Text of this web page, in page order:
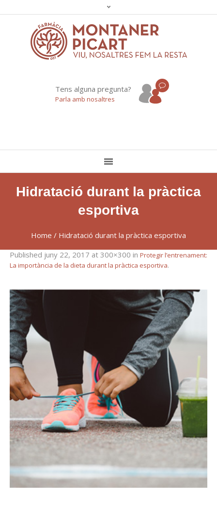
Tens alguna pregunta?
Parla amb nosaltres
Hidratació durant la pràctica
esportiva
Home / Hidratació durant la pràctica esportiva
Published juny 22, 2017 at 300×300 in Protegir l’entrenament:
La importància de la dieta durant la pràctica esportiva.